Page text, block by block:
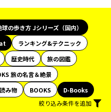
球の歩き方 Jシリーズ（国内）
ランキング&テクニック
歴史時代
旅の図鑑
旅の名言＆絶景
み物 BOOKS
D-Books
絞り込み条件を追加